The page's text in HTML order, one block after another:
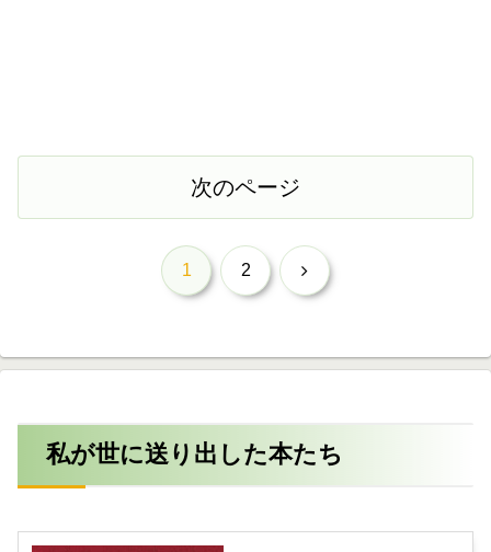
次のページ
1 2 次
私が世に送り出した本たち